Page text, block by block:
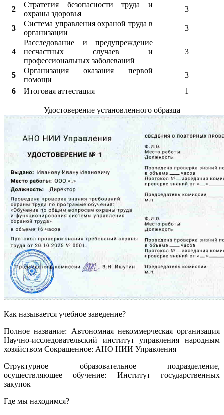
2
Стратегия безопасности труда и
охраны здоровья
3
3
Система управления охраной труда в
организации
3
4
Расследование и предупреждение
несчастных случаев и
профессиональных заболеваний
3
5
Организация оказания первой
помощи
3
6
Итоговая аттестация 1
Удостоверение установленного образца
Как называется учебное заведение?
Полное название: Автономная некоммерческая организация
Научно-исследовательский институт управления народным
хозяйством Сокращенное: АНО НИИ Управления
Структурное образовательное подразделение,
осуществляющее обучение: Институт государственных
закупок
Где мы находимся?